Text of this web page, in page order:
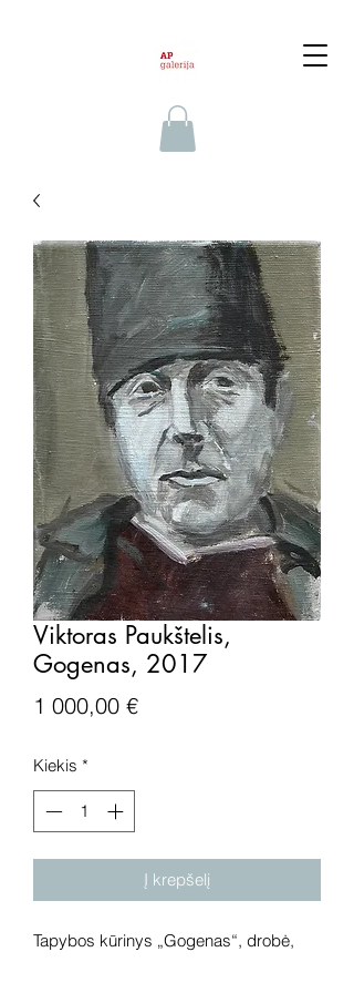
Viktoras Paukštelis,
Gogenas, 2017
1 000,00 €Price
Kiekis *
Į krepšelį
Tapybos kūrinys „Gogenas“, drobė,